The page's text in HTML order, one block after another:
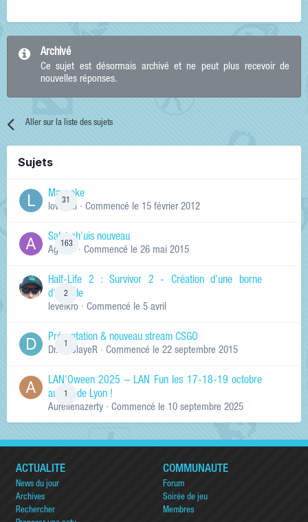
Archivé
Ce sujet est désormais archivé et ne peut plus recevoir de
nouvelles réponses.
Aller sur la liste des sujets
Sujets
31
Manneke
lowskill · Commencé le 15 février 2012
163
Salut ch'uis nouveau
Ag0Nie · Commencé le 26 mai 2015
2
Half-Life 2 : Survivor 2 - Création d'une borne
d'arcade
levelkro · Commencé le 5 avril
Présentation & nouveau stream CSGO
Dr.KinSlayeR · Commencé le 22 septembre 2015
LAN'Oween 2025 – LAN Fun les 17-18-19 octobre
au sud de Lyon !
Aurelienazerty · Commencé le 10 septembre 2025
ACTUALITÉ
News du jour
Archives
Rechercher
COMMUNAUTÉ
Forum
Soirée de jeu
Membres